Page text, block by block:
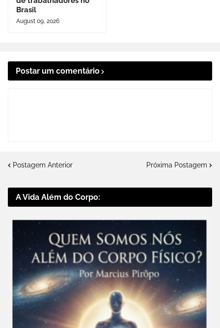
Brasil
August 09, 2026
Postar um comentário
Postagem Anterior Próxima Postagem
A Vida Além do Corpo: